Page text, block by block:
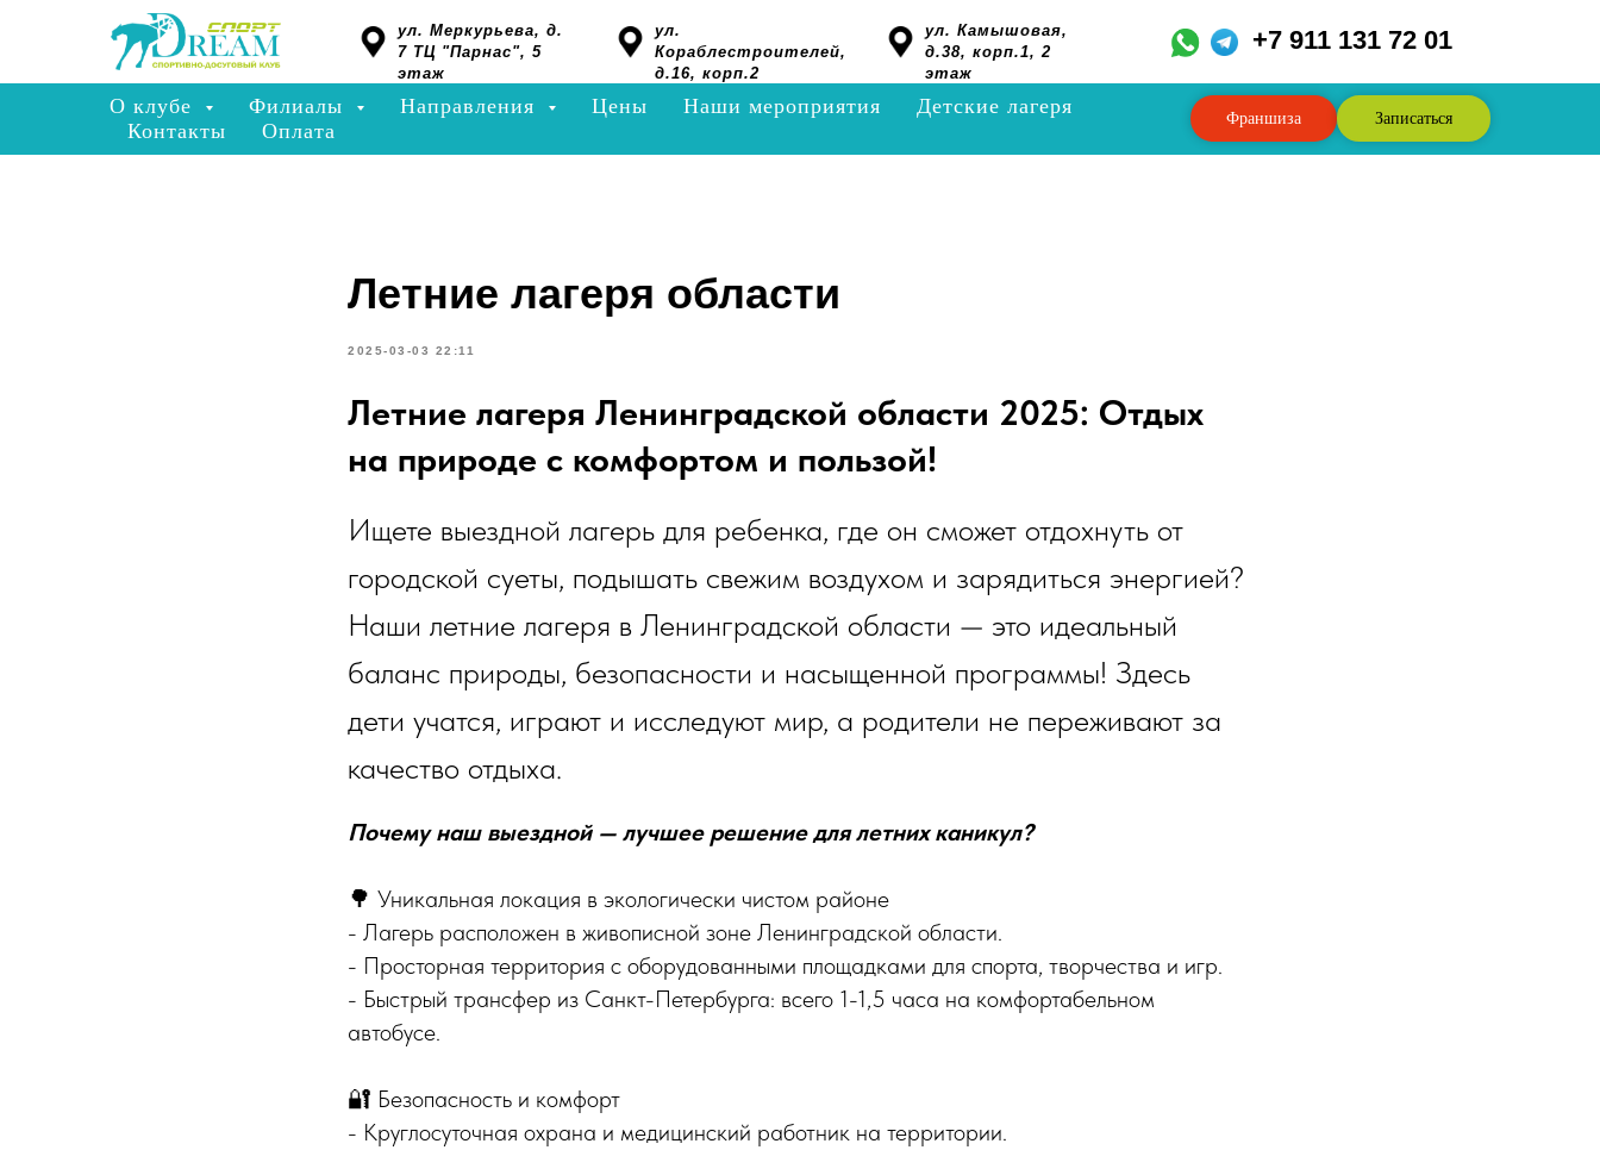
ул. Меркурьева, д.
7 ТЦ "Парнас", 5
этаж
ул.
Кораблестроителей,
д.16, корп.2
ул. Камышовая,
д.38, корп.1, 2
этаж
+7 911 131 72 01
О клубе Филиалы Направления Цены Наши мероприятия
Детские лагеря
Контакты
Оплата
Франшиза Записаться
Летние лагеря области
2025-03-03 22:11
Летние лагеря Ленинградской области 2025: Отдых
на природе с комфортом и пользой!
Ищете выездной лагерь для ребенка, где он сможет отдохнуть от
городской суеты, подышать свежим воздухом и зарядиться энергией?
Наши летние лагеря в Ленинградской области — это идеальный
баланс природы, безопасности и насыщенной программы! Здесь
дети учатся, играют и исследуют мир, а родители не переживают за
качество отдыха.
Почему наш выездной — лучшее решение для летних каникул?
🌳 Уникальная локация в экологически чистом районе
- Лагерь расположен в живописной зоне Ленинградской области.
- Просторная территория с оборудованными площадками для спорта, творчества и игр.
- Быстрый трансфер из Санкт-Петербурга: всего 1-1,5 часа на комфортабельном
автобусе.
🔐 Безопасность и комфорт
- Круглосуточная охрана и медицинский работник на территории.